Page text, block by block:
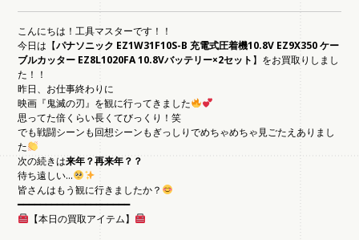
こんにちは！工具マスターです！！
今日は【パナソニック EZ1W31F10S-B 充電式圧着機10.8V EZ9X350 ケー
ブルカッター EZ8L1020FA 10.8Vバッテリー×2セット】をお買取りしまし
た！！
昨日、お仕事終わりに
映画『鬼滅の刃』を観に行ってきました
思ってた倍くらい長くてびっくり！笑
でも戦闘シーンも回想シーンもぎっしりでめちゃめちゃ見ごたえありまし
た
次の続きは来年？再来年？？
待ち遠しい…
皆さんはもう観に行きましたか？
━━━━━━━━━━━━━━━━━━━━
【本日の買取アイテム】